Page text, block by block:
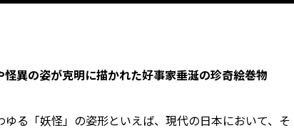
異の姿が克明に描かれた好事家垂涎の珍奇絵巻物
る「妖怪」の姿形といえば、現代の日本において、そ